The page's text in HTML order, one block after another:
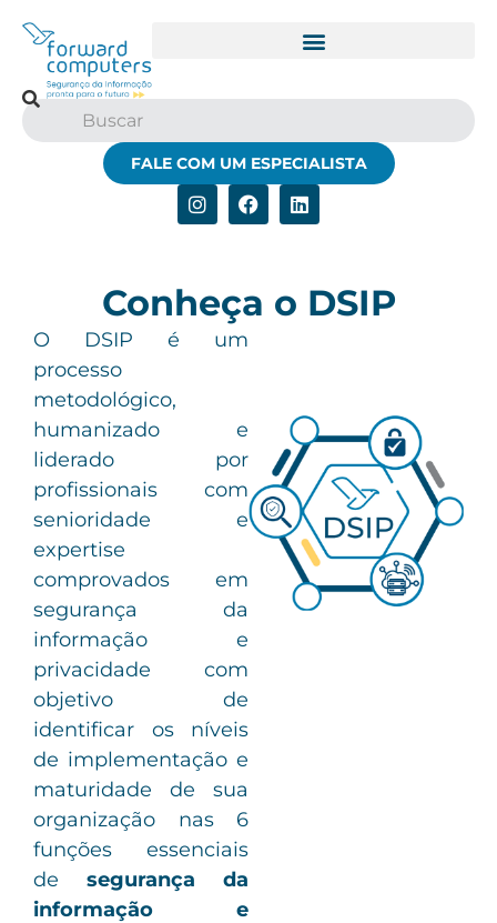
FALE COM UM ESPECIALISTA
Conheça o DSIP
O DSIP é um
processo
metodológico,
humanizado e
liderado por
profissionais com
senioridade e
expertise
comprovados em
segurança da
informação e
privacidade com
objetivo de
identificar os níveis
de implementação e
maturidade de sua
organização nas 6
funções essenciais
de segurança da
informação e